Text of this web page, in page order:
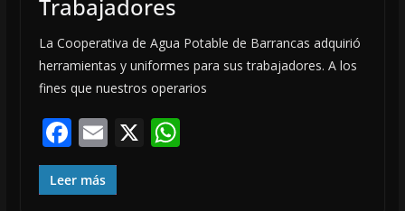
Trabajadores
La Cooperativa de Agua Potable de Barrancas adquirió
herramientas y uniformes para sus trabajadores. A los
fines que nuestros operarios
F
ac
e
E
m
ai
X W
Leer más